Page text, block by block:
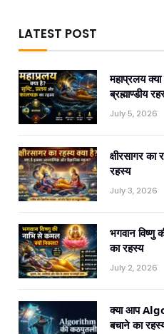
LATEST POST
महाप्रलय
ब्रह्माण्डीय
July 5, 2026
क्षीरसागर
रहस्य
July 3, 2026
भगवान विष्णु
का रहस्य
July 2, 2026
क्या आप
बचाने का